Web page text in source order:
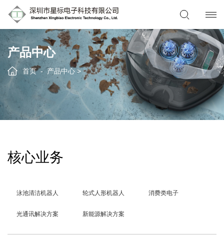
产品中心
首页 产品中心 >
核心业务
泳池清洁机器人 轮式人形机器人 消费类电子
光通讯解决方案 新能源解决方案